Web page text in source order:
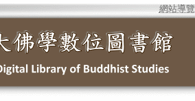
網站導覽